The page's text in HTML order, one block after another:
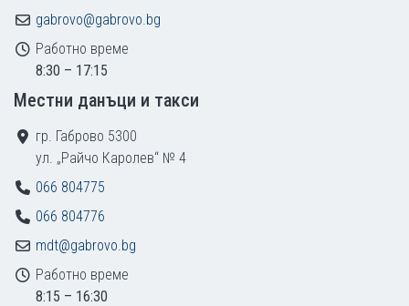
gabrovo@gabrovo.bg
Работно време
8:30 – 17:15
Местни данъци и такси
гр. Габрово 5300
ул. „Райчо Каролев“ № 4
066 804775
066 804776
mdt@gabrovo.bg
Работно време
8:15 – 16:30